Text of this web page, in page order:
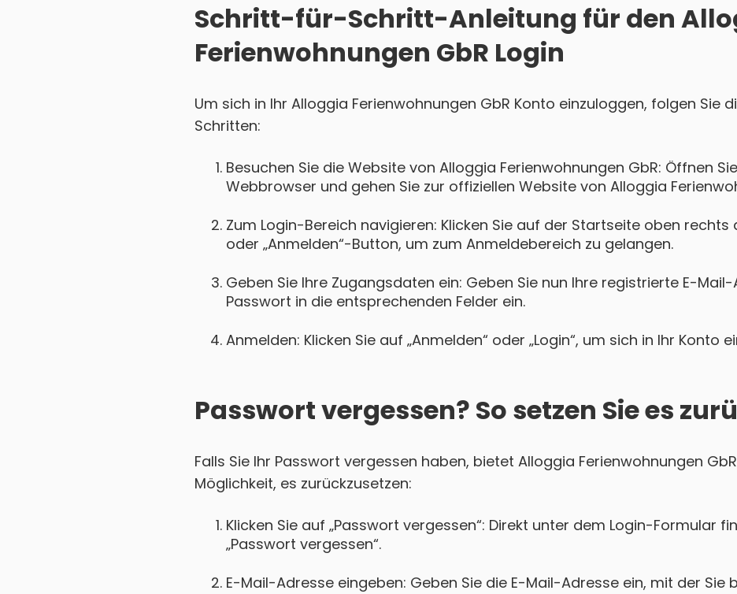
Schritt-für-Schritt-Anleitung für den
Ferienwohnungen GbR Login
Um sich in Ihr Alloggia Ferienwohnungen GbR Konto einzuloggen, folgen Sie
Schritten:
Besuchen Sie die Website von Alloggia Ferienwohnungen GbR: Öffnen
Webbrowser und gehen Sie zur offiziellen Website von Alloggia
Zum Login-Bereich navigieren: Klicken Sie auf der Startseite oben rechts
oder „Anmelden“-Button, um zum Anmeldebereich zu gelangen.
Geben Sie Ihre Zugangsdaten ein: Geben Sie nun Ihre registrierte E-
Passwort in die entsprechenden Felder ein.
Anmelden: Klicken Sie auf „Anmelden“ oder „Login“, um sich in Ihr Konto
Passwort vergessen? So setzen Sie es
Falls Sie Ihr Passwort vergessen haben, bietet Alloggia Ferienwohnungen
Möglichkeit, es zurückzusetzen:
Klicken Sie auf „Passwort vergessen“: Direkt unter dem Login-Formular
„Passwort vergessen“.
E-Mail-Adresse eingeben: Geben Sie die E-Mail-Adresse ein, mit der Sie